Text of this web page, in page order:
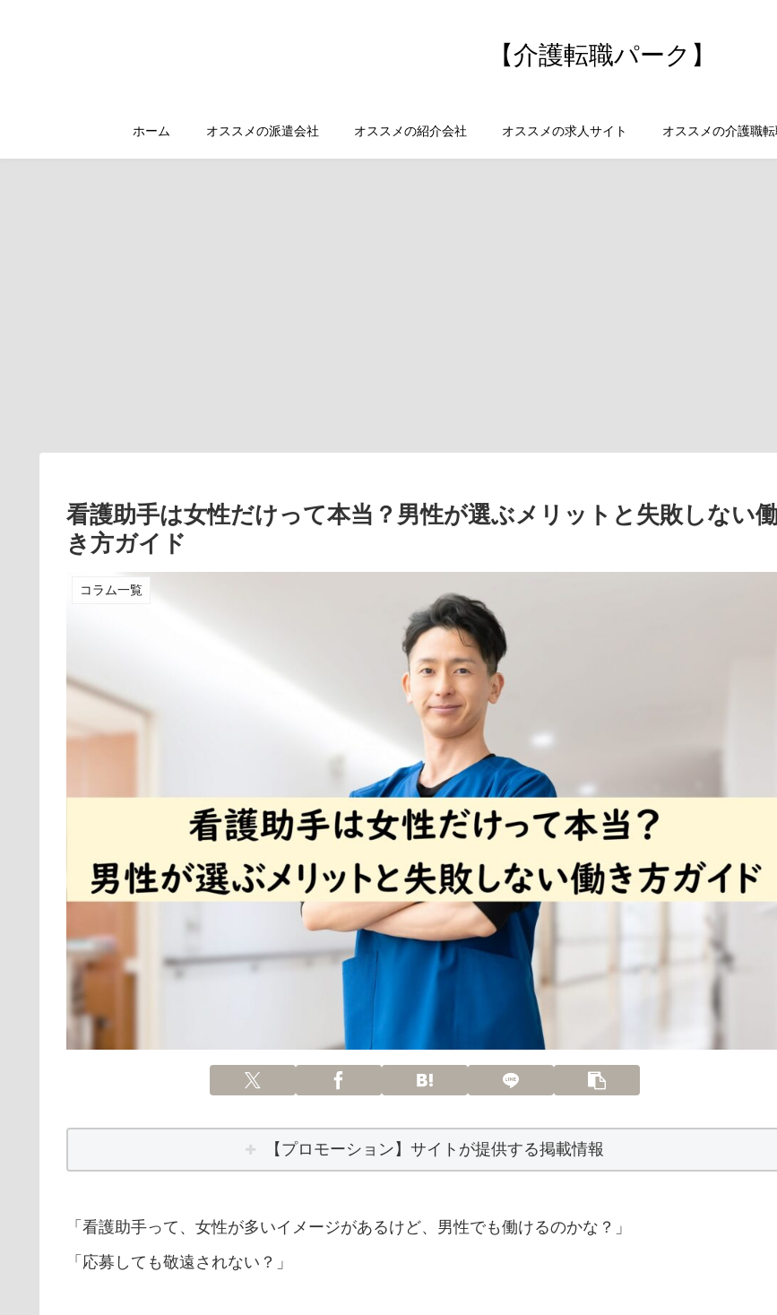
【介護転職パーク】
ホーム オススメの派遣会社 オススメの紹介会社 オススメの求人サイト オススメの介護職転
看護助手は女性だけって本当？男性が選ぶメリットと失敗しない
き方ガイド
コラム一覧
【プロモーション】サイトが提供する掲載情報
「看護助手って、女性が多いイメージがあるけど、男性でも働けるのかな？」
「応募しても敬遠されない？」